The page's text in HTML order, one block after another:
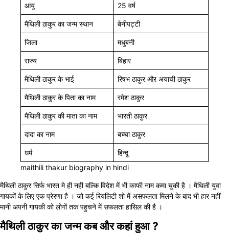
आयु 25 वर्ष
मैथिली ठाकुर का जन्म स्थान बेनीपट्टी
जिला मधुबनी
राज्य बिहार
मैथिली ठाकुर के भाई रिषभ ठाकुर और अयाची ठाकुर
मैथिली ठाकुर के पिता का नाम रमेश ठाकुर
मैथिली ठाकुर की माता का नाम भारती ठाकुर
दादा का नाम बच्चा ठाकुर
धर्म
हिन्दू
maithili thakur biography in hindi
मैथिली ठाकुर सिर्फ भारत मे ही नही बल्कि विदेश में भी काफी नाम कमा चुकी है । मैथिली युवा
गायकों के लिए एक प्रेरणा है । जो कई रियलिटी शो में असफलता मिलने के बाद भी हार नहीं
मानी अपनी गायकी को लोगों तक पहुचने में सफलता हासिल की है ।
मैथिली ठाकुर का जन्म कब और कहां हुआ ?